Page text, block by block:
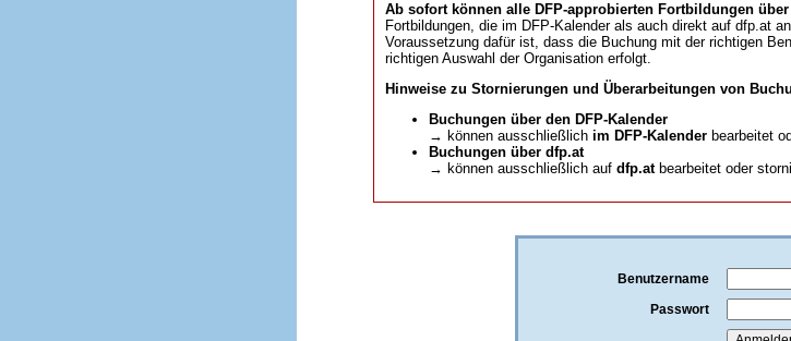
Ab sofort können alle DFP-approbierten Fortbildungen
Fortbildungen, die im DFP-Kalender als auch direkt auf dfp.at
Voraussetzung dafür ist, dass die Buchung mit der richtigen
richtigen Auswahl der Organisation erfolgt.
Hinweise zu Stornierungen und Überarbeitungen von
Buchungen über den DFP-Kalender
→ können ausschließlich im DFP-Kalender bearbeitet
Buchungen über dfp.at
→ können ausschließlich auf dfp.atbearbeitet oder
Benutzername
Passwort